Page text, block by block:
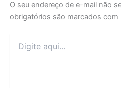
O seu endereço de e-mail não
obrigatórios são marcados com
aqui...